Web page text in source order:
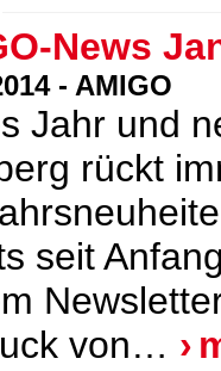
News
- AMIGO
Jahr und
rückt
seit
von…